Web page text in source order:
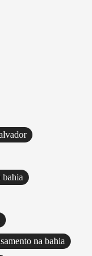
bahia
na bahia